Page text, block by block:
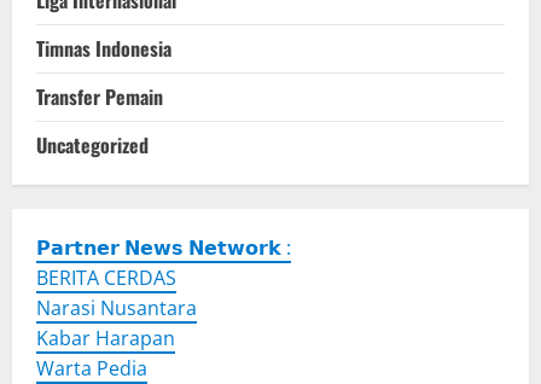
Timnas Indonesia
Transfer Pemain
Uncategorized
𝗣𝗮𝗿𝘁𝗻𝗲𝗿 𝗡𝗲𝘄𝘀 𝗡𝗲𝘁𝘄𝗼𝗿𝗸 :
BERITA CERDAS
Narasi Nusantara
Kabar Harapan
Warta Pedia